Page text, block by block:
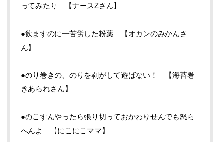
ってみたり 【ナースZさん】
●飲ますのに一苦労した粉薬 【オカンのみかんさ
ん】
●のり巻きの、のりを剥がして遊ばない！ 【海苔巻
きあられさん】
●のこすんやったら張り切っておかわりせんでも怒ら
へんよ 【にこにこママ】